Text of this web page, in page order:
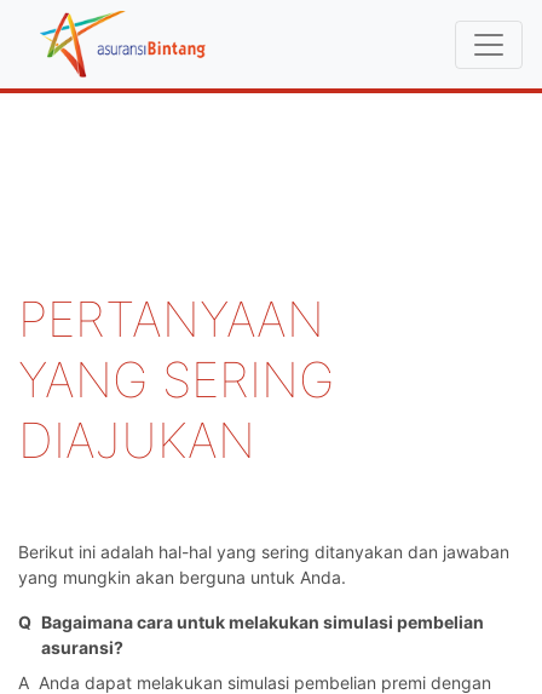
PERTANYAAN
YANG SERING
DIAJUKAN
Berikut ini adalah hal-hal yang sering ditanyakan dan jawaban
yang mungkin akan berguna untuk Anda.
Q Bagaimana cara untuk melakukan simulasi pembelian
asuransi?
A Anda dapat melakukan simulasi pembelian premi dengan